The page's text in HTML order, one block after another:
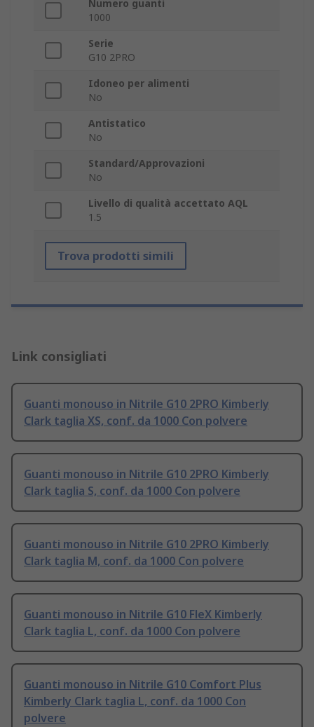
Numero guanti
1000
Serie
G10 2PRO
Idoneo per alimenti
No
Antistatico
No
Standard/Approvazioni
No
Livello di qualità accettato AQL
1.5
Trova prodotti simili
Link consigliati
Guanti monouso in Nitrile G10 2PRO Kimberly
Clark taglia XS, conf. da 1000 Con polvere
Guanti monouso in Nitrile G10 2PRO Kimberly
Clark taglia S, conf. da 1000 Con polvere
Guanti monouso in Nitrile G10 2PRO Kimberly
Clark taglia M, conf. da 1000 Con polvere
Guanti monouso in Nitrile G10 FleX Kimberly
Clark taglia L, conf. da 1000 Con polvere
Guanti monouso in Nitrile G10 Comfort Plus
Kimberly Clark taglia L, conf. da 1000 Con
polvere